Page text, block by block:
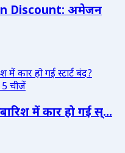
Discount: अमेजन
में कार हो गई स्...